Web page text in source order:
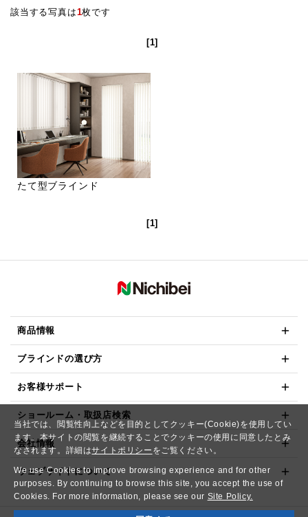
当社では、閲覧性向上などを目的としてクッキー(Cookie)を使用してい
ます。本サイトの閲覧を継続することでクッキーの使用に同意したとみ
なされます。詳細はサイトポリシー をご覧ください。
We use Cookies to improve browsing experience and for other
purposes. By continuing to browse this site, you accept the use of
Cookies. For more information, please see our Site Policy.
該当する写真は1枚です
[1]
たて型ブラインド
[1]
商品情報
ブラインドの選び方
お客様サポート
ショールーム・取扱店検索
会社情報
ウェブサイトについて